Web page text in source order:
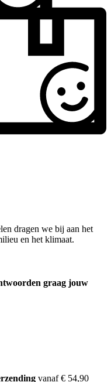
dragen we bij aan het
en het klimaat.
graag jouw
vanaf € 54,90